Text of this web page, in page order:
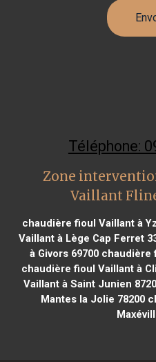
Téléphone:
Zone
Vaillant
chaudière fioul Vaillant à
Vaillant à Lège Cap Ferret
à Givors 69700 chaudière
chaudière fioul Vaillant à
Vaillant à Saint Junien
Mantes la Jolie 78200